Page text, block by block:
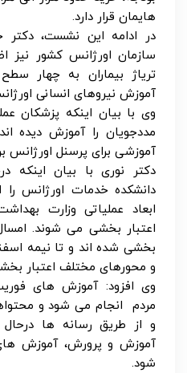
هایمان قرار دارد.
در ادامه این نشست، دکتر
سازمان اورژانس کشور نیز
تریاژ بیماران به چهار
آموزش نیروهای انسانی
وی با بیان اینکه پزشکان
آموزشی برای پرسنل اورژانس
دانشکده خدمات اورژانس را
ابعاد عملیاتی وزارت
اعتبار بخشی می شوند. امسال
بخشی شده اند و تا نیمه
و محورهای مختلف اعتبار
وی افزود: آموزش های
مردم انجام می شود و
و از طریق رسانه ها
آموزش و پرورش، آموزش
شود.